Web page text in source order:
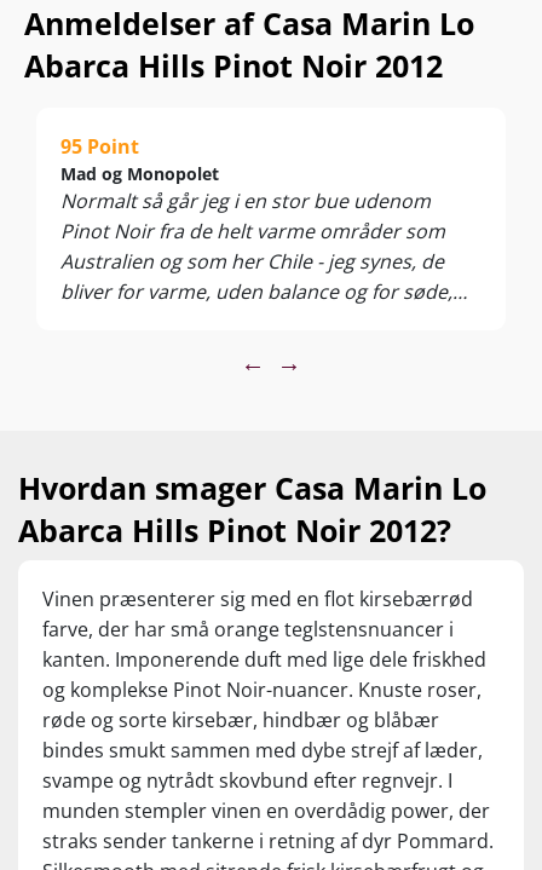
viser terroiret fra sin mest imponerende side. Her får du
silkeblød og intens power-Pinot Noir, der har modnet til
perfektion de sidste 10 år i Casa Marins kølige kældre.
try for alle Pinot Noir og Bourgognefans!
Nyd vinen til pasta, pizza, grillet kylling, gris eller en saftig
rød bøf og milde oste. Nydes ved 13-15°C.
Anmeldelser af Casa Marin Lo
Abarca Hills Pinot Noir 2012
95 Point
Mad og Monopolet
Normalt så går jeg i en stor bue udenom
Pinot Noir fra de helt varme områder som
Australien og som her Chile - jeg synes, de
bliver for varme, uden balance og for søde,
kirsebær, hindbær, blåbær, skovbund, trøffel,
vanilje og blomme. I munden er den rund,
læskende og fremstår med en utrolig flot
bedste Pinot Noir til under 300 kr., jeg har
smagt. 1 stk 369,95 – TILBUD v/ 6 fl. 269,95
← →
Hvordan smager Casa Marin Lo
Abarca Hills Pinot Noir 2012?
Vinen præsenterer sig med en flot kirsebærrød
farve, der har små orange teglstensnuancer i
kanten. Imponerende duft med lige dele friskhed
og komplekse Pinot Noir-nuancer. Knuste roser,
røde og sorte kirsebær, hindbær og blåbær
bindes smukt sammen med dybe strejf af læder,
svampe og nytrådt skovbund efter regnvejr. I
munden stempler vinen en overdådig power, der
straks sender tankerne i retning af dyr Pommard.